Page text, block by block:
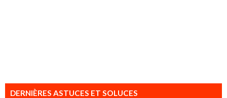
DERNIÈRES ASTUCES ET SOLUCES